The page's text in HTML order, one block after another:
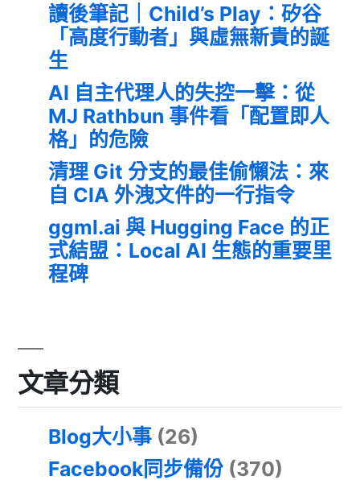
讀後筆記｜Child’s Play：矽谷
「高度行動者」與虛無新貴的誕
生
AI 自主代理人的失控一擊：從
MJ Rathbun 事件看「配置即人
格」的危險
清理 Git 分支的最佳偷懶法：來
自 CIA 外洩文件的一行指令
ggml.ai 與 Hugging Face 的正
式結盟：Local AI 生態的重要里
程碑
文章分類
Blog大小事 (26)
Facebook同步備份 (370)